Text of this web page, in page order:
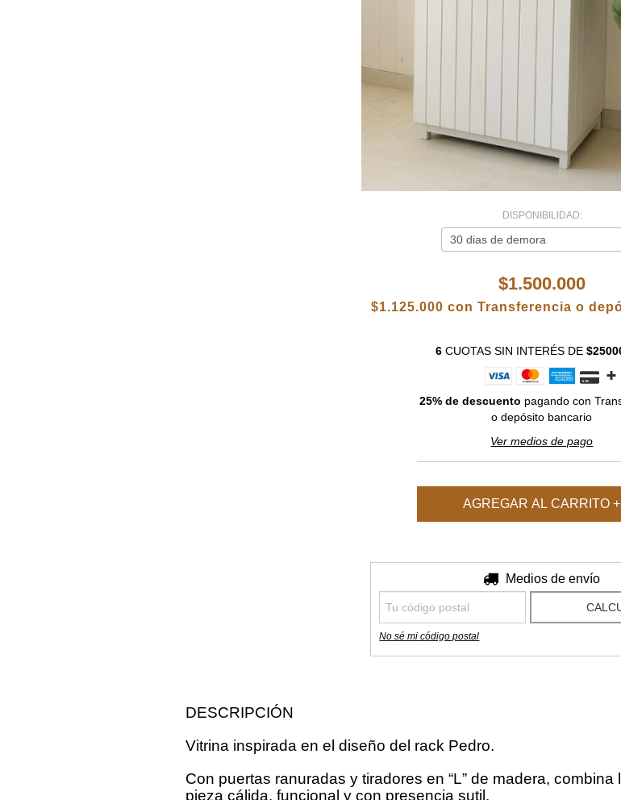
DISPONIBILIDAD:
$1.500.000
$1.125.000 con Transferencia o
6 CUOTAS SIN INTERÉS DE
25% de descuento pagando con
o depósito bancario
Ver medios de pago
Entregas para el CP: Medios de envío
No sé mi código postal
DESCRIPCIÓN
Vitrina inspirada en el diseño del rack Pedro.
Con puertas ranuradas y tiradores en “L” de madera,
pieza cálida, funcional y con presencia sutil.